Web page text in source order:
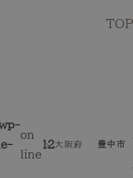
TOP
on
line
12大阪府 豊中市